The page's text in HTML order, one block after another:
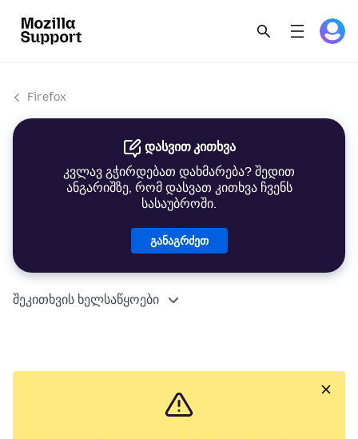
Firefox
დასვით კითხვა
კვლავ გჭირდებათ დახმარება? შედით
ანგარიშზე, რომ დასვათ კითხვა ჩვენს
სასაუბროში.
განაგრძეთ
შეკითხვის ხელსაწყოები